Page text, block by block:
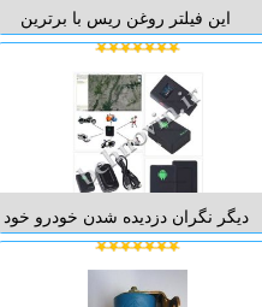
این فیلتر روغن ریس با برترین
تکنولوژی های فیلتر سازی دنیای
مدرن و طبق تکنولوژی مگنتیک
واولترا فیلترینگ در شهر توکیو ژاپن
در دو گونه کوچک و بزرگتر تولید و
به دکلیه دنیا ارسال می گردد. توجه:
اگر ب...
دیگر نگران دزدیده شدن خودرو خود
نباشید این جی پی اس کوچک را
همه جای خودرو می توانید مخفی
نمایید تا در صورت دزدیده شدن